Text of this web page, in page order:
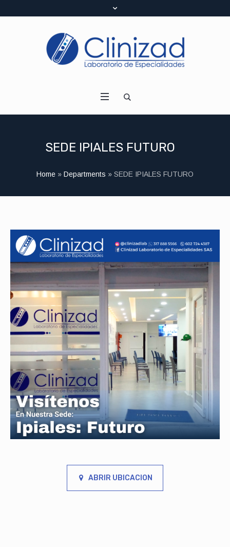
SEDE IPIALES FUTURO
Home » Departments » SEDE IPIALES FUTURO
ABRIR UBICACION